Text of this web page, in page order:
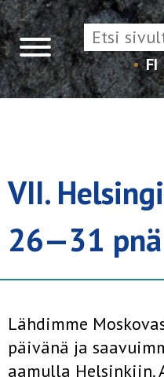
FI
VII.
26—31 pnä
Lähdimme
päivänä ja
aamulla Helsinkiin.